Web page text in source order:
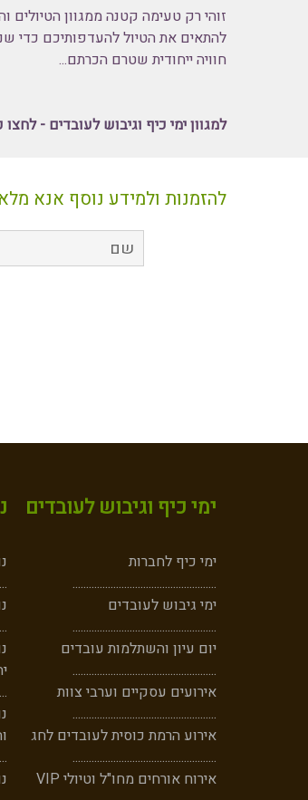
זוהי רק טעימה קטנה ממגוון
להתאים את הטיול להעדפותיכם כדי
חוויה ייחודית שטרם הכרתם...
למגווןימי כיף וגיבוש לעובדים - לחצו
ימי כיף וגיבוש לעובדים
ימי כיף לחברות
.......................................
............
..
ימי גיבוש לעובדים
....................................
............
.....
יום עיון והשתלמות עובדים
...................................
............
......
אירועים עסקיים וערבי צוות
..................................
......
.............
אירוע הרמת כוסית לעובדים לחג
.................................
......
..............
אירוח אורחים מחו"ל וטיולי VIP